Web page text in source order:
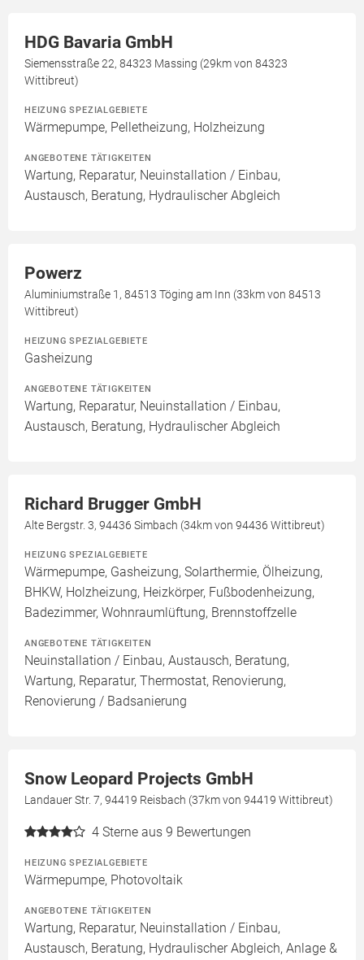
HDG Bavaria GmbH
Siemensstraße 22, 84323 Massing (29km von 84323
Wittibreut)
HEIZUNG SPEZIALGEBIETE
Wärmepumpe, Pelletheizung, Holzheizung
ANGEBOTENE TÄTIGKEITEN
Wartung, Reparatur, Neuinstallation / Einbau,
Austausch, Beratung, Hydraulischer Abgleich
Powerz
Aluminiumstraße 1, 84513 Töging am Inn (33km von 84513
Wittibreut)
HEIZUNG SPEZIALGEBIETE
Gasheizung
ANGEBOTENE TÄTIGKEITEN
Wartung, Reparatur, Neuinstallation / Einbau,
Austausch, Beratung, Hydraulischer Abgleich
Richard Brugger GmbH
Alte Bergstr. 3, 94436 Simbach (34km von 94436 Wittibreut)
HEIZUNG SPEZIALGEBIETE
Wärmepumpe, Gasheizung, Solarthermie, Ölheizung,
BHKW, Holzheizung, Heizkörper, Fußbodenheizung,
Badezimmer, Wohnraumlüftung, Brennstoffzelle
ANGEBOTENE TÄTIGKEITEN
Neuinstallation / Einbau, Austausch, Beratung,
Wartung, Reparatur, Thermostat, Renovierung,
Renovierung / Badsanierung
Snow Leopard Projects GmbH
Landauer Str. 7, 94419 Reisbach (37km von 94419 Wittibreut)
4 Sterne aus 9 Bewertungen
HEIZUNG SPEZIALGEBIETE
Wärmepumpe, Photovoltaik
ANGEBOTENE TÄTIGKEITEN
Wartung, Reparatur, Neuinstallation / Einbau,
Austausch, Beratung, Hydraulischer Abgleich, Anlage &